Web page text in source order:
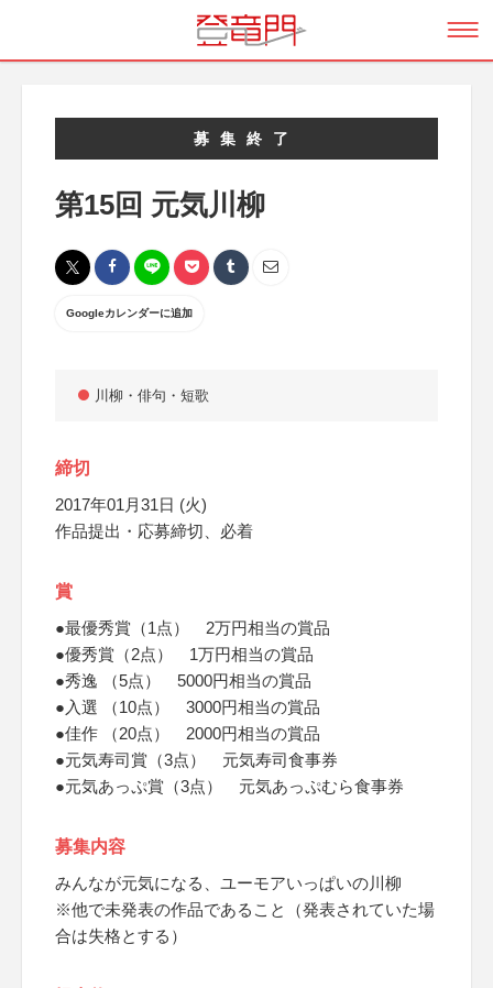
募集終了
第15回 元気川柳
Googleカレンダーに追加
川柳・俳句・短歌
締切
2017年01月31日 (火)
作品提出・応募締切、必着
賞
●最優秀賞（1点） 2万円相当の賞品
●優秀賞（2点） 1万円相当の賞品
●秀逸 （5点） 5000円相当の賞品
●入選 （10点） 3000円相当の賞品
●佳作 （20点） 2000円相当の賞品
●元気寿司賞（3点） 元気寿司食事券
●元気あっぷ賞（3点） 元気あっぷむら食事券
募集内容
みんなが元気になる、ユーモアいっぱいの川柳
※他で未発表の作品であること（発表されていた場
合は失格とする）